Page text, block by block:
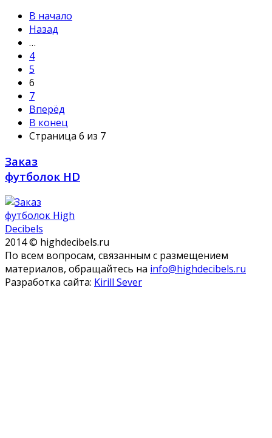
В начало
Назад
…
4
5
6
7
Вперёд
В конец
Страница 6 из 7
Заказ
футболок HD
2014 © highdecibels.ru
По всем вопросам, связанным с размещением
материалов, обращайтесь на info@highdecibels.ru
Разработка сайта: Kirill Sever